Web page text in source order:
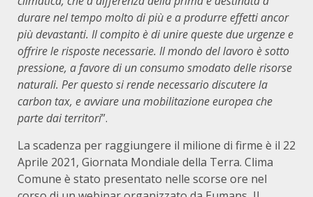
durare nel tempo molto di più e a produrre effetti ancor
più devastanti. Il compito è di unire queste due urgenze e
offrire le risposte necessarie. Il mondo del lavoro è sotto
pressione, a favore di un consumo smodato delle risorse
naturali. Per questo si rende necessario discutere la
carbon tax, e avviare una mobilitazione europea che
parte dai territori”.
La scadenza per raggiungere il milione di firme è il 22
Aprile 2021, Giornata Mondiale della Terra. Clima
Comune è stato presentato nelle scorse ore nel